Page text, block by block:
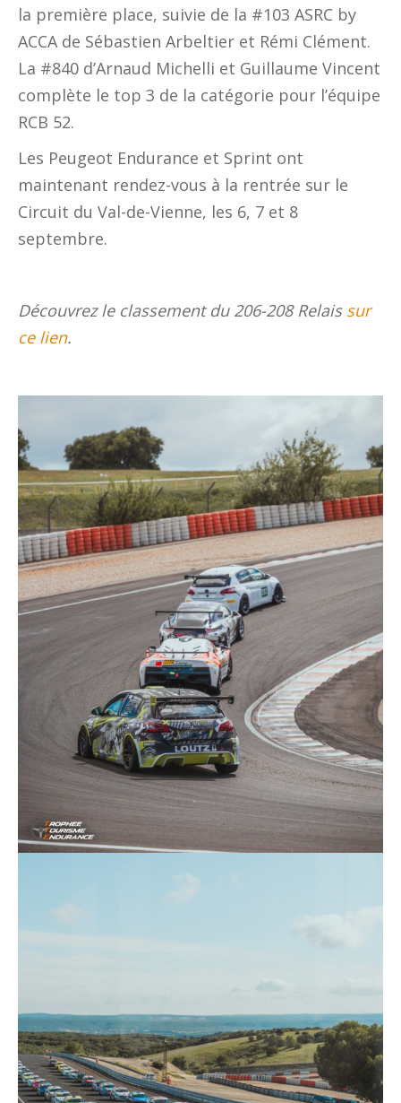
la première place, suivie de la #103 ASRC by
ACCA de Sébastien Arbeltier et Rémi Clément.
La #840 d’Arnaud Michelli et Guillaume Vincent
complète le top 3 de la catégorie pour l’équipe
RCB 52.
Les Peugeot Endurance et Sprint ont
maintenant rendez-vous à la rentrée sur le
Circuit du Val-de-Vienne, les 6, 7 et 8
septembre.
Découvrez le classement du 206-208 Relais sur
ce lien.